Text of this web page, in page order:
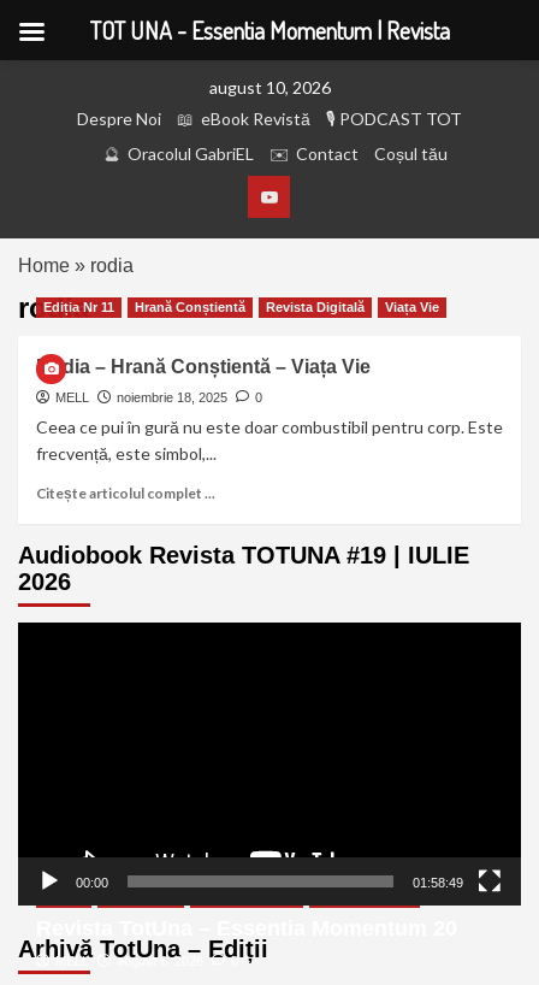
august 10, 2026
Despre Noi
eBook Revistă
PODCAST TOT
Oracolul GabriEL
Contact Coșul tău
Home » rodia
rodia
Ediția Nr 11 Hrană Conștientă Revista Digitală Viața Vie
Rodia – Hrană Conștientă – Viața Vie
MELL noiembrie 18, 2025 0
Ceea ce pui în gură nu este doar combustibil pentru corp. Este
frecvență, este simbol,...
Citește articolul complet ...
Audiobook Revista TOTUNA #19 | IULIE
2026
00:00 01:58:49
Arhivă TotUna – Ediții
MELL august 6, 2026 0
TOT UNA - Essentia Momentum | Revista